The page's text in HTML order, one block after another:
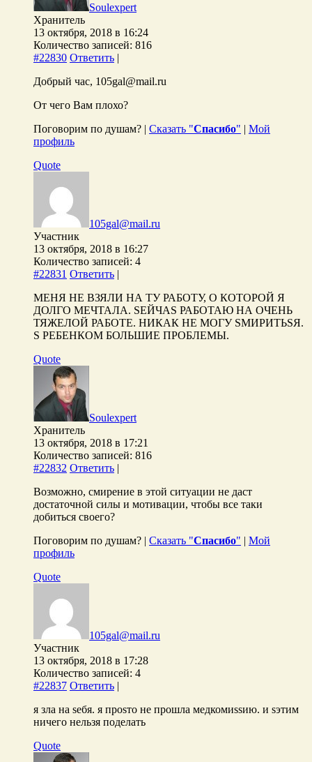
Soulexpert
Хранитель
13 октября, 2018 в 16:24
Количество записей: 816
#22830 Ответить |
Добрый час, 105gal@mail.ru
От чего Вам плохо?
Поговорим по душам? | Сказать "Спасибо" | Мой
профиль
Quote
105gal@mail.ru
Участник
13 октября, 2018 в 16:27
Количество записей: 4
#22831 Ответить |
МЕНЯ НЕ ВЗЯЛИ НА ТУ РАБОТУ, О КОТОРОЙ Я
ДОЛГО МЕЧТАЛА. SЕЙЧАS РАБОТАЮ НА ОЧЕНЬ
ТЯЖЕЛОЙ РАБОТЕ. НИКАК НЕ МОГУ SМИРИТЬSЯ.
S РЕБЕНКОМ БОЛЬШИЕ ПРОБЛЕМЫ.
Quote
Soulexpert
Хранитель
13 октября, 2018 в 17:21
Количество записей: 816
#22832 Ответить |
Возможно, смирение в этой ситуации не даст
достаточной силы и мотивации, чтобы все таки
добиться своего?
Поговорим по душам? | Сказать "Спасибо" | Мой
профиль
Quote
105gal@mail.ru
Участник
13 октября, 2018 в 17:28
Количество записей: 4
#22837 Ответить |
я зла на sебя. я проsто не прошла медкомиssию. и sэтим
ничего нельзя поделать
Quote